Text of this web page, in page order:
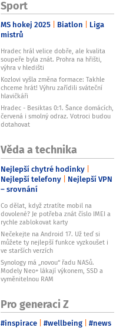
Sport
MS hokej 2025 Biatlon
Liga
mistrů
Hradec hrál velice dobře, ale kvalita
soupeře byla znát. Prohra na hřišti,
výhra v hledišti
Kozlovi vyšla změna formace: Takhle
chceme hrát! Výhru zařídili sváteční
hlavičkáři
Hradec - Besiktas 0:1. Šance domácích,
červená i smolný odraz. Votroci budou
dotahovat
Věda a technika
Nejlepší chytré hodinky
Nejlepší telefony Nejlepší VPN
– srovnání
Co dělat, když ztratíte mobil na
dovolené? Je potřeba znát číslo IMEI a
rychle zablokovat karty
Nečekejte na Android 17. Už teď si
můžete ty nejlepší funkce vyzkoušet i
ve starších verzích
Synology má „novou“ řadu NASů.
Modely Neo+ lákají výkonem, SSD a
vyměnitelnou RAM
Pro generaci Z
#inspirace #wellbeing #news